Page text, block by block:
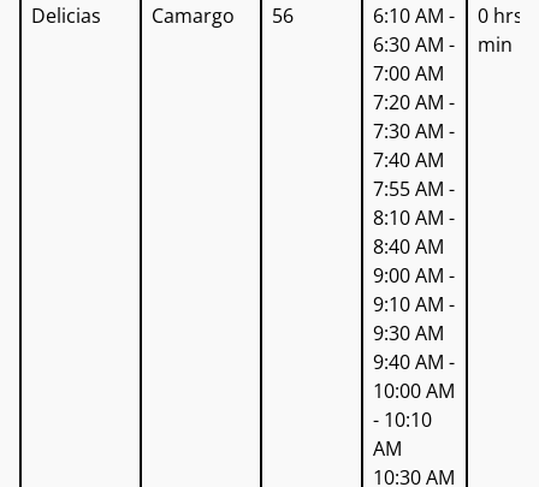
Delicias Camargo 56
6:10 AM -
6:30 AM -
7:00 AM
7:20 AM -
7:30 AM -
7:40 AM
7:55 AM -
8:10 AM -
8:40 AM
9:00 AM -
9:10 AM -
9:30 AM
9:40 AM -
10:00 AM
- 10:10
AM
10:30 AM
0 hrs
min